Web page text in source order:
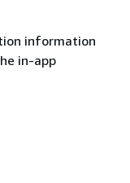
information
in-app